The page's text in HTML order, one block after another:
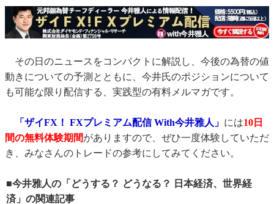
その日のニュースをコンパクトに解説し、今後の為替の値
動きについての予測とともに、今井氏のポジションについて
も可能な限り配信する、実践型の有料メルマガです。
「ザイFX！ FXプレミアム配信 With今井雅人」 には10日
間の無料体験期間がありますので、ぜひ一度体験していただ
き、みなさんのトレードの参考にしてみてください。
■今井雅人の「どうする？ どうなる？ 日本経済、世界経
済」の関連記事